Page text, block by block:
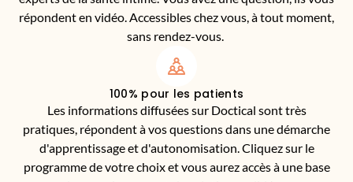
répondent en vidéo. Accessibles chez vous, à tout moment,
sans rendez-vous.
100% pour les patients
Les informations diffusées sur Doctical sont très
pratiques, répondent à vos questions dans une démarche
d'apprentissage et d'autonomisation. Cliquez sur le
programme de votre choix et vous aurez accès à une base